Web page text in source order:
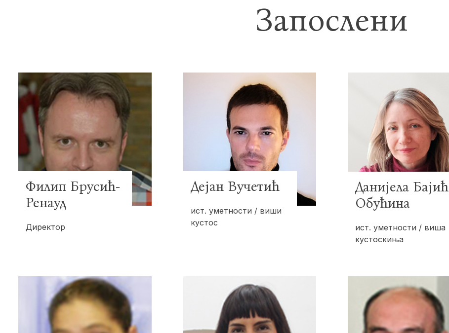
Запослени
Филип Брусић-
Ренауд
Директор
Дејан Вучетић
ист. уметности / виши
кустос
Данијела Бајић
Обућина
ист. уметности / виша
кустоскиња